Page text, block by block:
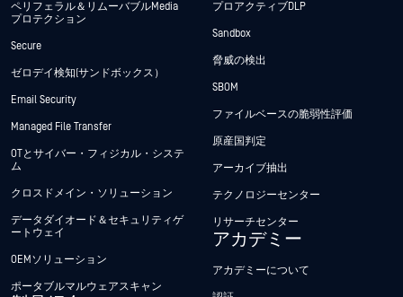
ペリフェラル＆リムーバブルMedia
プロテクション
Secure
ゼロデイ検知(サンドボックス）
Email Security
Managed File Transfer
OTとサイバー・フィジカル・システ
ム
クロスドメイン・ソリューション
データダイオード＆セキュリティゲ
ートウェイ
OEMソリューション
ポータブルマルウェアスキャン
プロアクティブDLP
Sandbox
脅威の検出
SBOM
ファイルベースの脆弱性評価
原産国判定
アーカイブ抽出
テクノロジーセンター
リサーチセンター
アカデミー
アカデミーについて